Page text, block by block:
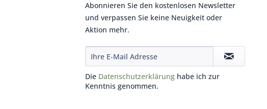
Abonnieren Sie den kostenlosen Newsletter
und verpassen Sie keine Neuigkeit oder
Aktion mehr.
Die Datenschutzerklärung habe ich zur
Kenntnis genommen.